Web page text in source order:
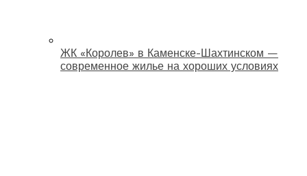
ЖК «Королев» в Каменске-Шахтинском —
современное жилье на хороших условиях